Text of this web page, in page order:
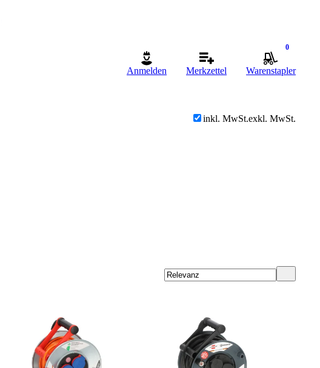
Anmelden Merkzettel
0
Warenstapler
inkl. MwSt.exkl. MwSt.